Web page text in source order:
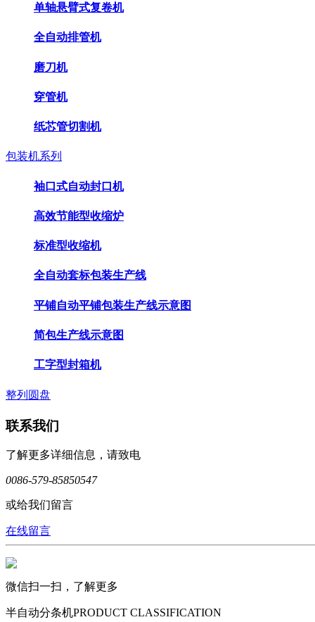
单轴悬臂式复卷机
全自动排管机
磨刀机
穿管机
纸芯管切割机
包装机系列
袖口式自动封口机
高效节能型收缩炉
标准型收缩机
全自动套标包装生产线
平铺自动平铺包装生产线示意图
简包生产线示意图
工字型封箱机
整列圆盘
联系我们
了解更多详细信息，请致电
0086-579-85850547
或给我们留言
在线留言
微信扫一扫，了解更多
半自动分条机PRODUCT CLASSIFICATION